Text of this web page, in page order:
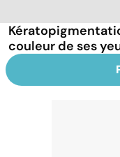
couleur de ses